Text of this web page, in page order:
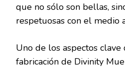
que no sólo son bellas,
respetuosas con el medio
Uno de los aspectos
fabricación de Divinity